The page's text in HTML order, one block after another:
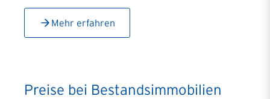
Mehr erfahren
Preise bei Bestandsimmobilien